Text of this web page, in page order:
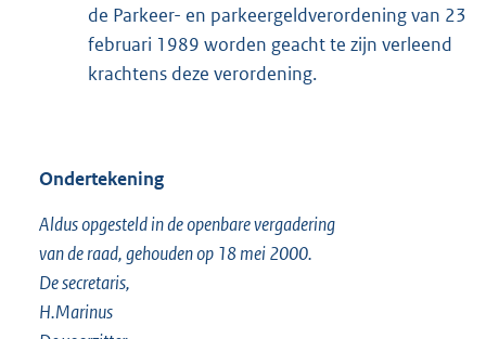
de Parkeer- en parkeergeldverordening van 23
februari 1989 worden geacht te zijn verleend
krachtens deze verordening.
Ondertekening
Aldus opgesteld in de openbare vergadering
van de raad, gehouden op 18 mei 2000.
De secretaris,
H.Marinus